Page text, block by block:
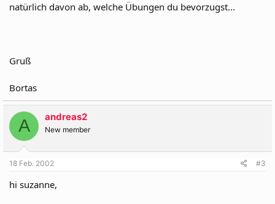
natürlich davon ab, welche Übungen du bevorzugst...
Gruß
Bortas
A andreas2
New member
18 Feb. 2002 #3
hi suzanne,